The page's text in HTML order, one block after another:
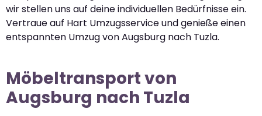
wir stellen uns auf deine individuellen Bedürfnisse ein.
Vertraue auf Hart Umzugsservice und genieße einen
entspannten Umzug von Augsburg nach Tuzla.
Möbeltransport von
Augsburg nach Tuzla